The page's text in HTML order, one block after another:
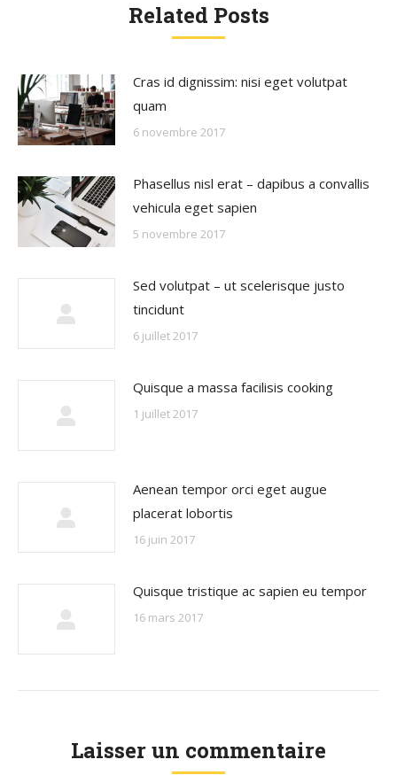
Related Posts
Cras id dignissim: nisi eget volutpat
quam
6 novembre 2017
Phasellus nisl erat – dapibus a convallis
vehicula eget sapien
5 novembre 2017
Sed volutpat – ut scelerisque justo
tincidunt
6 juillet 2017
Quisque a massa facilisis cooking
1 juillet 2017
Aenean tempor orci eget augue
placerat lobortis
16 juin 2017
Quisque tristique ac sapien eu tempor
16 mars 2017
Laisser un commentaire